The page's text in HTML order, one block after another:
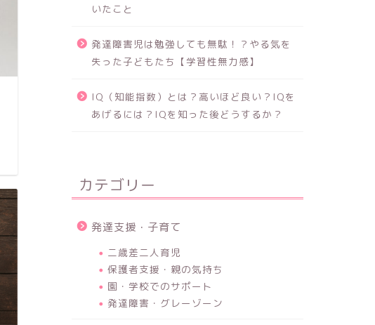
【赤ちゃんの黄疸】産まれて2日3日
で出現する新生児黄疸について
発達支援・子育て
いたこと
発達障害児は勉強しても無駄！？やる気を
失った子どもたち【学習性無力感】
IQ（知能指数）とは？高いほど良い？IQを
あげるには？IQを知った後どうするか？
カテゴリー
発達支援・子育て
二歳差二人育児
保護者支援・親の気持ち
園・学校でのサポート
発達障害・グレーゾーン